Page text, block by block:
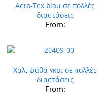
Aero-Tex blau σε πολλές
διαστάσεις
From:
Χαλί ψάθα γκρι σε πολλές
διαστάσεις
From: